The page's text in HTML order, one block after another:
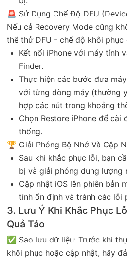
🚨 Sử Dụng Chế Độ DFU
Nếu cả Recovery Mode cũng
thể thử DFU - chế độ khôi phục
Kết nối iPhone với máy tính
Finder.
Thực hiện các bước đưa
với từng dòng máy (thường
hợp các nút trong khoảng
Chọn Restore iPhone để cài
thống.
🏆 Giải Phóng Bộ Nhớ Và Cập
Sau khi khắc phục lỗi, bạn
bị và giải phóng dung lượng
Cập nhật iOS lên phiên bản
tính ổn định và tránh các lỗi
3. Lưu Ý Khi Khắc Phục
Quả Táo
✅ Sao lưu dữ liệu: Trước khi
khôi phục hoặc cập nhật, hãy